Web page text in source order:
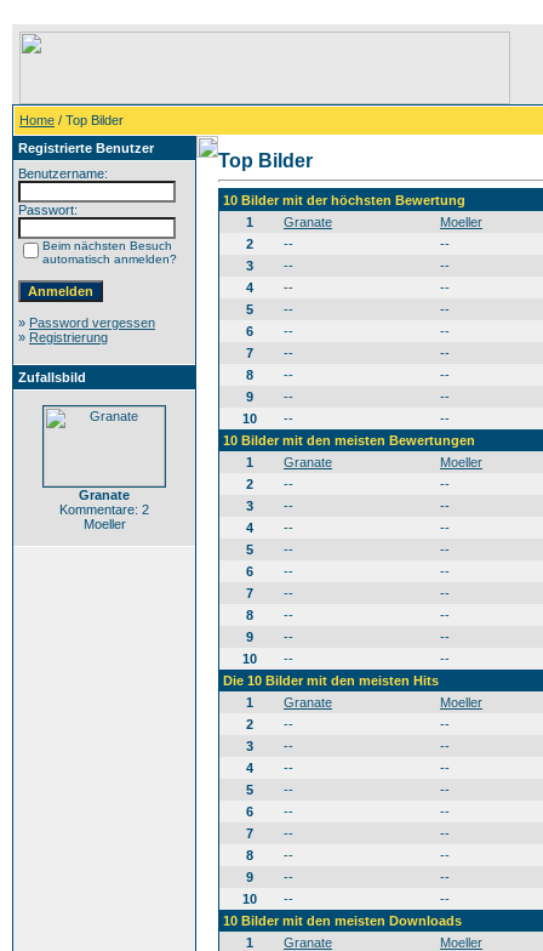
Home / Top Bilder
Registrierte Benutzer
Benutzername:
Passwort:
Beim nächsten Besuch
automatisch anmelden?
» Password vergessen
» Registrierung
Zufallsbild
Granate
Kommentare: 2
Moeller
Top Bilder
10 Bilder mit der höchsten Bewertung
1
Granate
Moeller
2
--
--
3
--
--
4
--
--
5
--
--
6
--
--
7
--
--
8
--
--
9
--
--
10
--
--
10 Bilder mit den meisten Bewertungen
1
Granate
Moeller
2
--
--
3
--
--
4
--
--
5
--
--
6
--
--
7
--
--
8
--
--
9
--
--
10
--
--
Die 10 Bilder mit den meisten Hits
1
Granate
Moeller
2
--
--
3
--
--
4
--
--
5
--
--
6
--
--
7
--
--
8
--
--
9
--
--
10
--
--
10 Bilder mit den meisten Downloads
1
Granate
Moeller